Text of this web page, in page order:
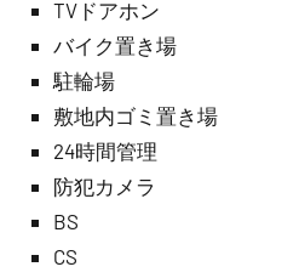
TVドアホン
バイク置き場
駐輪場
敷地内ゴミ置き場
24時間管理
防犯カメラ
BS
CS